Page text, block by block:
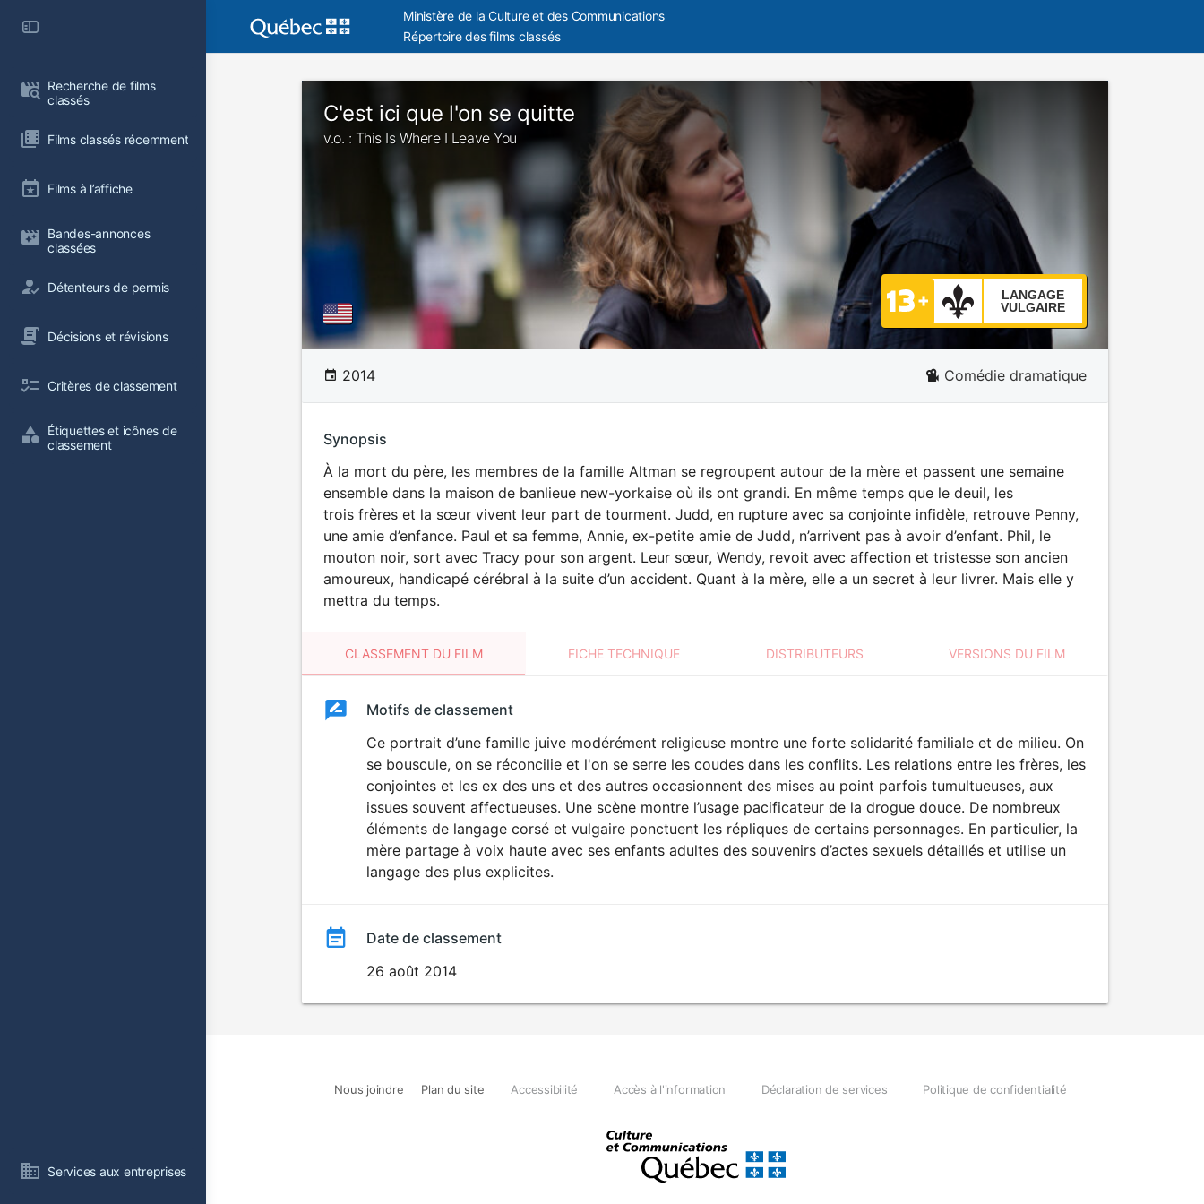
Recherche de films
classés
Films classés récemment
Films à l’affiche
Bandes-annonces
classées
Détenteurs de permis
Décisions et révisions
Critères de classement
Étiquettes et icônes de
classement
Services aux entreprises
Ministère de la Culture et des Communications
Répertoire des films classés
C'est ici que l'on se quitte
v.o. : This Is Where I Leave You
LANGAGE
VULGAIRE
2014 Comédie dramatique
Synopsis
À la mort du père, les membres de la famille Altman se regroupent autour de la mère et passent une semaine
ensemble dans la maison de banlieue new-yorkaise où ils ont grandi. En même temps que le deuil, les
trois frères et la sœur vivent leur part de tourment. Judd, en rupture avec sa conjointe infidèle, retrouve Penny,
une amie d’enfance. Paul et sa femme, Annie, ex-petite amie de Judd, n’arrivent pas à avoir d’enfant. Phil, le
mouton noir, sort avec Tracy pour son argent. Leur sœur, Wendy, revoit avec affection et tristesse son ancien
amoureux, handicapé cérébral à la suite d’un accident. Quant à la mère, elle a un secret à leur livrer. Mais elle y
mettra du temps.
CLASSEMENT DU FILM FICHE TECHNIQUE DISTRIBUTEURS VERSIONS DU FILM
ClassementClassement
LANGAGE
VULGAIRE
Motifs de classement
Ce portrait d’une famille juive modérément religieuse montre une forte solidarité familiale et de milieu. On
se bouscule, on se réconcilie et l'on se serre les coudes dans les conflits. Les relations entre les frères, les
conjointes et les ex des uns et des autres occasionnent des mises au point parfois tumultueuses, aux
issues souvent affectueuses. Une scène montre l’usage pacificateur de la drogue douce. De nombreux
éléments de langage corsé et vulgaire ponctuent les répliques de certains personnages. En particulier, la
mère partage à voix haute avec ses enfants adultes des souvenirs d’actes sexuels détaillés et utilise un
langage des plus explicites.
Date de classement
26 août 2014
Nous joindre Plan du site Accessibilité Accès à l'information Déclaration de services Politique de confidentialité